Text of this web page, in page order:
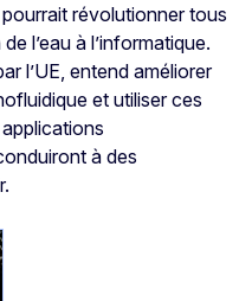
révolutionner tous
l’eau à l’informatique.
l’UE, entend améliorer
et utiliser ces
à des